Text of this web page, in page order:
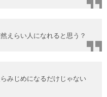
えらい人になれると思う？
みじめになるだけじゃない